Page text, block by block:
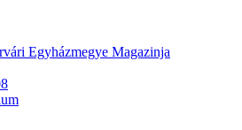
Egyházmegye Magazinja